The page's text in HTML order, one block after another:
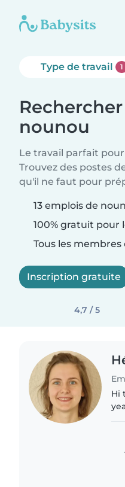
Type de travail 1
nounou
Le travail parfait
Trouvez des postes
qu'il ne faut pour
13 emplois de
100% gratuit pour
Tous les
Inscription gratuite
4,7 / 5
Hi there! We